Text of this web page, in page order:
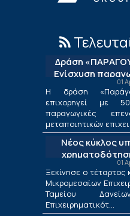
Δράση
Ενίσχυση
01
Η δράση
επιχορηγεί με
παραγωγικές
μεταποιητικών
Νέος κύκλος
Δανείων
01
Ξεκίνησε ο
Μικρομεσαίων
Ταμείου
Επιχειρηματικότ...